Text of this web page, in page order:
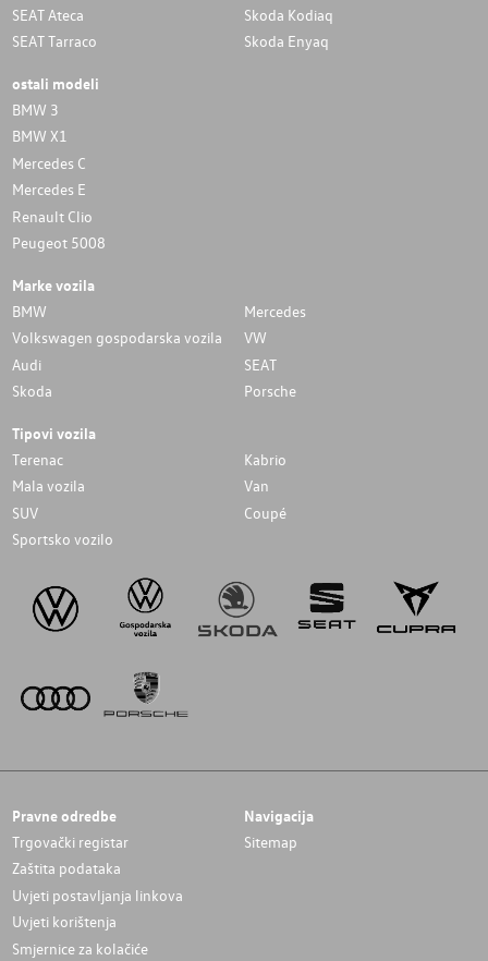
SEAT Ateca
SEAT Tarraco
Skoda Kodiaq
Skoda Enyaq
ostali modeli
BMW 3
BMW X1
Mercedes C
Mercedes E
Renault Clio
Peugeot 5008
Marke vozila
BMW
Mercedes
Volkswagen gospodarska vozila
VW
Audi
SEAT
Skoda
Porsche
Tipovi vozila
Terenac
Kabrio
Mala vozila
Van
SUV
Coupé
Sportsko vozilo
Pravne odredbe
Trgovački registar
Zaštita podataka
Uvjeti postavljanja linkova
Uvjeti korištenja
Smjernice za kolačiće
Navigacija
Sitemap